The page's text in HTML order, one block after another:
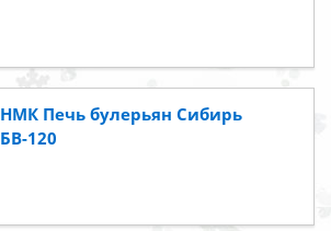
НМК Печь булерьян Сибирь
БВ-120